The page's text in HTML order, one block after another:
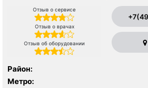
Отзыв о сервисе
Отзыв о врачах
Отзыв об оборудовании
Район:
Метро: